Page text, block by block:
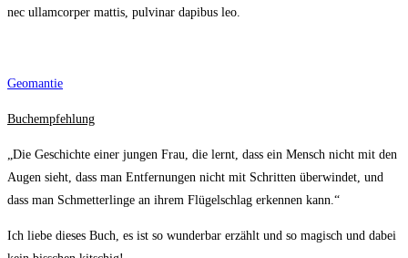
nec ullamcorper mattis, pulvinar dapibus leo.
Geomantie
Buchempfehlung
„Die Geschichte einer jungen Frau, die lernt, dass ein Mensch nicht mit den
Augen sieht, dass man Entfernungen nicht mit Schritten überwindet, und
dass man Schmetterlinge an ihrem Flügelschlag erkennen kann.“
Ich liebe dieses Buch, es ist so wunderbar erzählt und so magisch und dabei